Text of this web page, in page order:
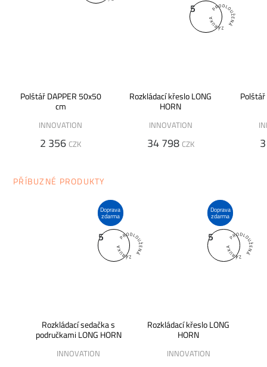
Polštář DAPPER 50x50
cm
INNOVATION
2 356 CZK
5
Rozkládací křeslo LONG
HORN
INNOVATION
34 798 CZK
PŘÍBUZNÉ PRODUKTY
Doprava
zdarma
5
Rozkládací sedačka s
područkami LONG HORN
INNOVATION
Doprava
zdarma
5
Rozkládací křeslo LONG
HORN
INNOVATION